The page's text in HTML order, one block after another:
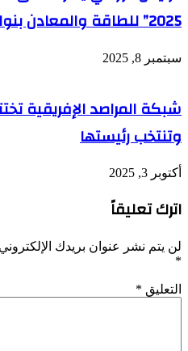
2025” للطاقة والمعادن بنواكشوط
سبتمبر 8, 2025
شبكة المراصد الإفريقية
وتنتخب رئيستها
أكتوبر 3, 2025
اترك تعليقاً
لن يتم نشر عنوان بريدك
*
التعليق *